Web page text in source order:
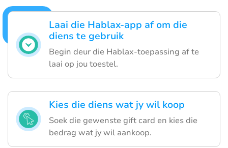
Laai die Hablax-app af om die
diens te gebruik
Begin deur die Hablax-toepassing af te
laai op jou toestel.
Kies die diens wat jy wil koop
Soek die gewenste gift card en kies die
bedrag wat jy wil aankoop.